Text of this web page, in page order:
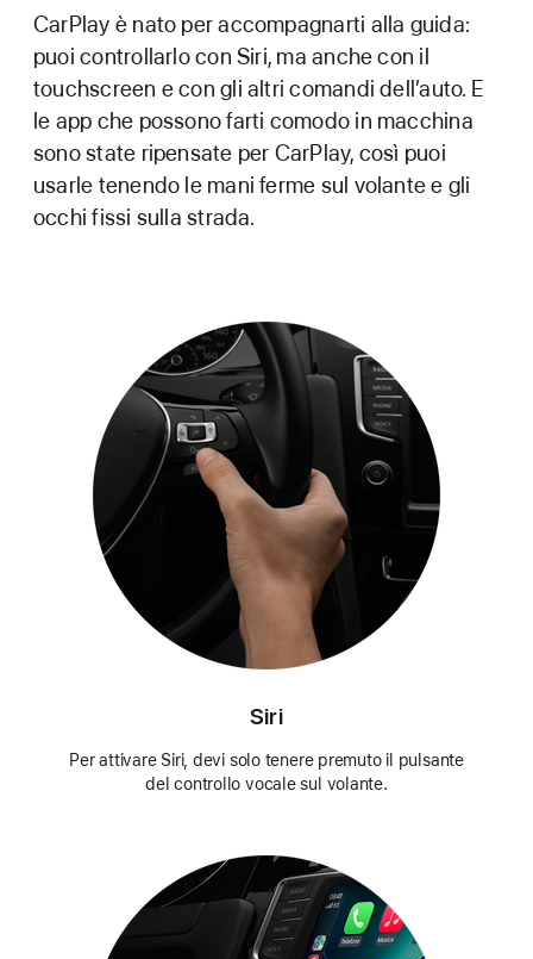
CarPlay è nato per accompagnarti alla guida:
puoi controllarlo con Siri, ma anche con il
touchscreen e con gli altri comandi dell’auto. E
le app che possono farti comodo in macchina
sono state ripensate per CarPlay, così puoi
usarle tenendo le mani ferme sul volante e gli
occhi fissi sulla strada.
Siri
Per attivare Siri, devi solo tenere premuto il pulsante
del controllo vocale sul volante.